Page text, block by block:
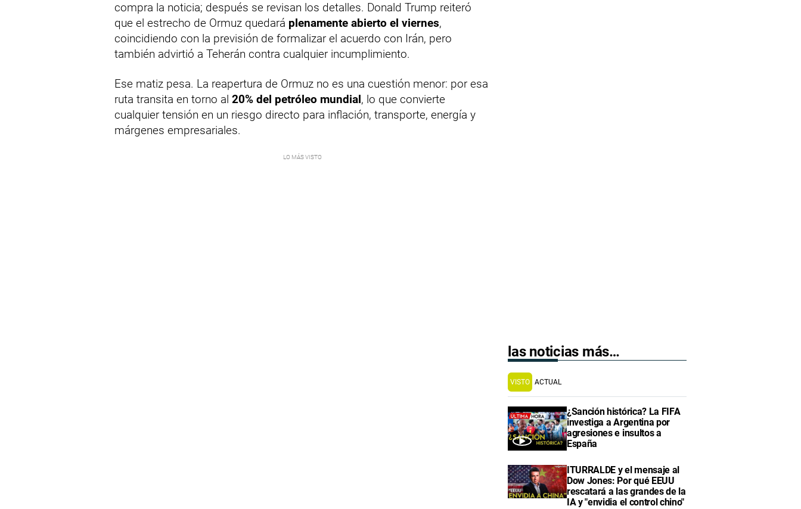
compra la noticia; después se revisan los detalles. Donald Trump reiteró
que el estrecho de Ormuz quedará plenamente abierto el viernes,
coincidiendo con la previsión de formalizar el acuerdo con Irán, pero
también advirtió a Teherán contra cualquier incumplimiento.
Ese matiz pesa. La reapertura de Ormuz no es una cuestión menor: por esa
ruta transita en torno al 20% del petróleo mundial, lo que convierte
cualquier tensión en un riesgo directo para inflación, transporte, energía y
márgenes empresariales.
las noticias más…
VISTO ACTUAL
¿Sanción histórica? La FIFA
investiga a Argentina por
agresiones e insultos a
España
ITURRALDE y el mensaje al
Dow Jones: Por qué EEUU
rescatará a las grandes de la
IA y "envidia el control chino"